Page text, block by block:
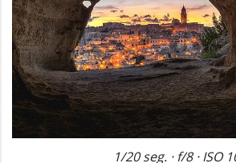
1/20 seg. · f/8 · ISO